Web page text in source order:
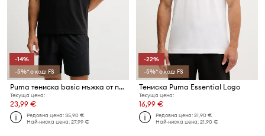
-14%
-5%* с код: FS
Puma тениска basic мъжка от памук Wardrobe Essential
Текуща цена:
23,99 €
Редовна цена:35,90 €
Най-ниска цена:27,99 €
-22%
-5%* с код: FS
Тениска Puma Essential Logo
Текуща цена:
16,99 €
Редовна цена:21,90 €
Най-ниска цена:21,90 €